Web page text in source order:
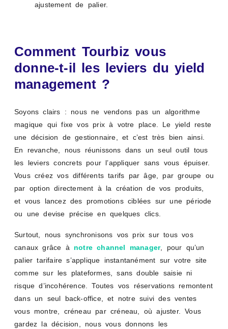
ajustement de palier.
Comment Tourbiz vous
donne-t-il les leviers du yield
management ?
Soyons clairs : nous ne vendons pas un algorithme
magique qui fixe vos prix à votre place. Le yield reste
une décision de gestionnaire, et c’est très bien ainsi.
En revanche, nous réunissons dans un seul outil tous
les leviers concrets pour l’appliquer sans vous épuiser.
Vous créez vos différents tarifs par âge, par groupe ou
par option directement à la création de vos produits,
et vous lancez des promotions ciblées sur une période
ou une devise précise en quelques clics.
Surtout, nous synchronisons vos prix sur tous vos
canaux grâce à notre channel manager, pour qu’un
palier tarifaire s’applique instantanément sur votre site
comme sur les plateformes, sans double saisie ni
risque d’incohérence. Toutes vos réservations remontent
dans un seul back-office, et notre suivi des ventes
vous montre, créneau par créneau, où ajuster. Vous
gardez la décision, nous vous donnons les